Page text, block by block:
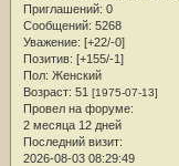
Приглашений: 0
Сообщений: 5268
Уважение: [+22/-0]
Позитив: [+155/-1]
Пол: Женский
Возраст: 51 [1975-07-13]
Провел на форуме:
2 месяца 12 дней
Последний визит:
2026-08-03 08:29:49